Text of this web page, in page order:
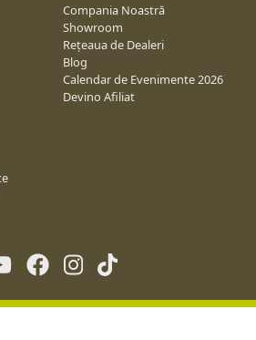
Compania Noastră
Showroom
Rețeaua de Dealeri
Blog
Calendar de Evenimente 2026
Devino Afiliat